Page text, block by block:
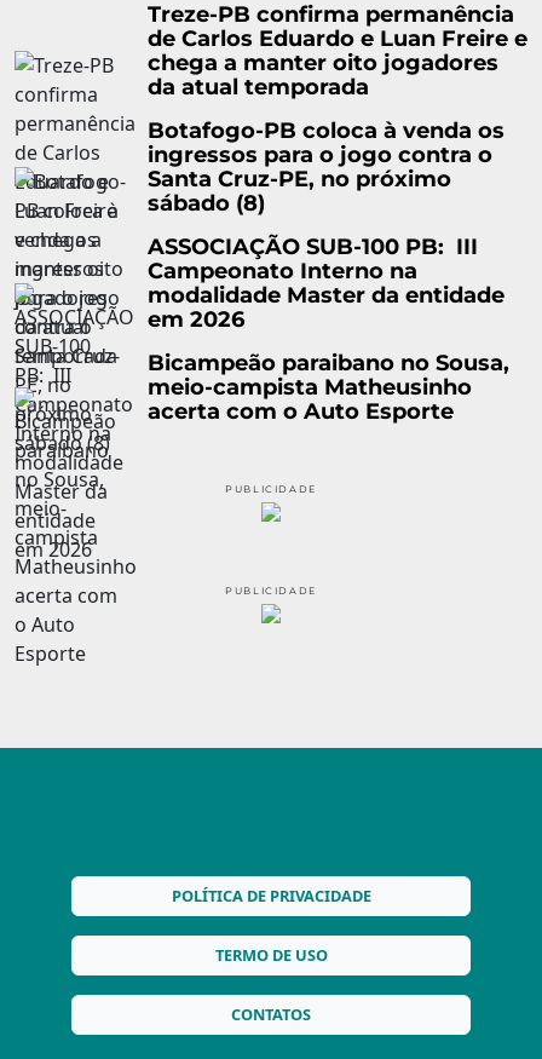
Treze-PB confirma permanência
de Carlos Eduardo e Luan Freire e
chega a manter oito jogadores
da atual temporada
Botafogo-PB coloca à venda os
ingressos para o jogo contra o
Santa Cruz-PE, no próximo
sábado (8)
ASSOCIAÇÃO SUB-100 PB: III
Campeonato Interno na
modalidade Master da entidade
em 2026
Bicampeão paraibano no Sousa,
meio-campista Matheusinho
acerta com o Auto Esporte
PUBLICIDADE
PUBLICIDADE
POLÍTICA DE PRIVACIDADE
TERMO DE USO
CONTATOS